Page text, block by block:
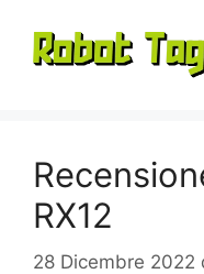
contenuto
RX12
28 Dicembre 2022